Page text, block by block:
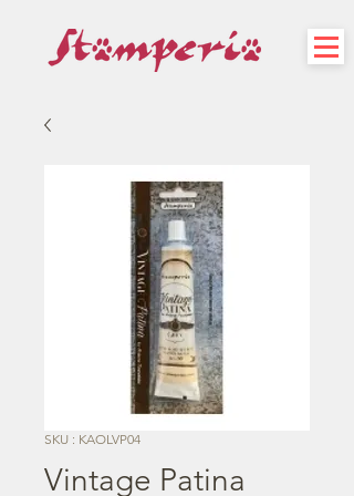
SKU : KAOLVP04
Vintage Patina